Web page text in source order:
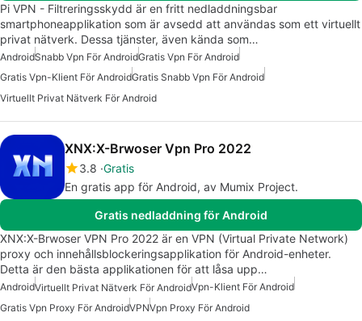
Pi VPN - Filtreringsskydd är en fritt nedladdningsbar
smartphoneapplikation som är avsedd att användas som ett virtuellt
privat nätverk. Dessa tjänster, även kända som…
AndroidSnabb Vpn För AndroidGratis Vpn För Android
Gratis Vpn-Klient För AndroidGratis Snabb Vpn För Android
Virtuellt Privat Nätverk För Android
XNX:X-Brwoser Vpn Pro 2022
3.8 Gratis
En gratis app för Android, av Mumix Project.
Gratis nedladdning för Android
XNX:X-Brwoser VPN Pro 2022 är en VPN (Virtual Private Network)
proxy och innehållsblockeringsapplikation för Android-enheter.
Detta är den bästa applikationen för att låsa upp…
AndroidVirtuellt Privat Nätverk För AndroidVpn-Klient För Android
Gratis Vpn Proxy För AndroidVPNVpn Proxy För Android